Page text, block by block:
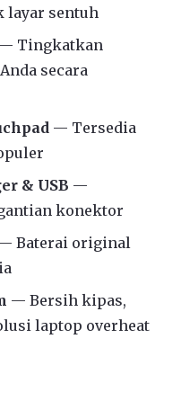
layar sentuh
— Tingkatkan
secara
— Tersedia
& USB —
konektor
Baterai original
— Bersih kipas,
laptop overheat